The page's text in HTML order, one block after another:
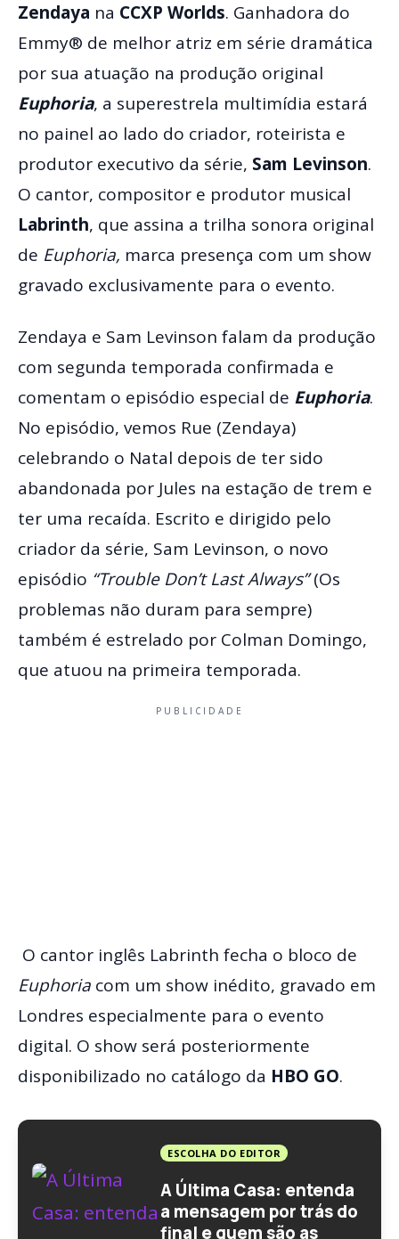
Zendaya na CCXP Worlds. Ganhadora do
Emmy® de melhor atriz em série dramática
por sua atuação na produção original
Euphoria, a superestrela multimídia estará
no painel ao lado do criador, roteirista e
produtor executivo da série, Sam Levinson.
O cantor, compositor e produtor musical
Labrinth, que assina a trilha sonora original
de Euphoria, marca presença com um show
gravado exclusivamente para o evento.
Zendaya e Sam Levinson falam da produção
com segunda temporada confirmada e
comentam o episódio especial de Euphoria.
No episódio, vemos Rue (Zendaya)
celebrando o Natal depois de ter sido
abandonada por Jules na estação de trem e
ter uma recaída. Escrito e dirigido pelo
criador da série, Sam Levinson, o novo
episódio “Trouble Don’t Last Always”(Os
problemas não duram para sempre)
também é estrelado por Colman Domingo,
que atuou na primeira temporada.
PUBLICIDADE
O cantor inglês Labrinth fecha o bloco de
Euphoria com um show inédito, gravado em
Londres especialmente para o evento
digital. O show será posteriormente
disponibilizado no catálogo da HBO GO.
ESCOLHA DO EDITOR
A Última Casa: entenda
a mensagem por trás do
final e quem são as